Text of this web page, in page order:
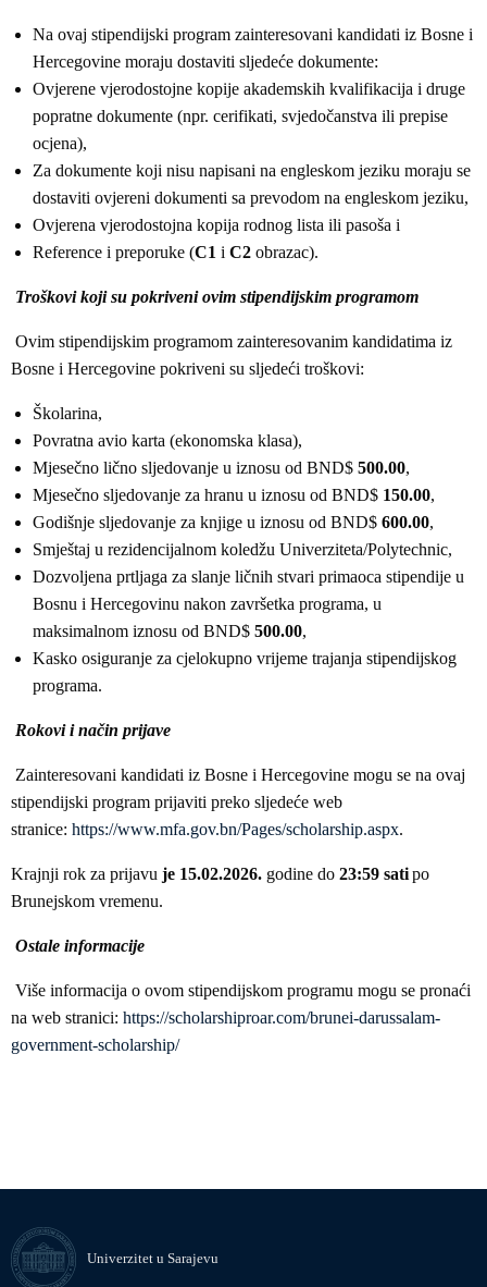
Na ovaj stipendijski program zainteresovani kandidati iz Bosne i
Hercegovine moraju dostaviti sljedeće dokumente:
Ovjerene vjerodostojne kopije akademskih kvalifikacija i druge
popratne dokumente (npr. cerifikati, svjedočanstva ili prepise
ocjena),
Za dokumente koji nisu napisani na engleskom jeziku moraju se
dostaviti ovjereni dokumenti sa prevodom na engleskom jeziku,
Ovjerena vjerodostojna kopija rodnog lista ili pasoša i
Reference i preporuke (C1 i C2 obrazac).
Troškovi koji su pokriveni ovim stipendijskim programom
Ovim stipendijskim programom zainteresovanim kandidatima iz
Bosne i Hercegovine pokriveni su sljedeći troškovi:
Školarina,
Povratna avio karta (ekonomska klasa),
Mjesečno lično sljedovanje u iznosu od BND$ 500.00,
Mjesečno sljedovanje za hranu u iznosu od BND$ 150.00,
Godišnje sljedovanje za knjige u iznosu od BND$ 600.00,
Smještaj u rezidencijalnom koledžu Univerziteta/Polytechnic,
Dozvoljena prtljaga za slanje ličnih stvari primaoca stipendije u
Bosnu i Hercegovinu nakon završetka programa, u
maksimalnom iznosu od BND$ 500.00,
Kasko osiguranje za cjelokupno vrijeme trajanja stipendijskog
programa.
Rokovi i način prijave
Zainteresovani kandidati iz Bosne i Hercegovine mogu se na ovaj
stipendijski program prijaviti preko sljedeće web
stranice: https://www.mfa.gov.bn/Pages/scholarship.aspx.
Krajnji rok za prijavu je 15.02.2026. godine do 23:59 satipo
Brunejskom vremenu.
Ostale informacije
Više informacija o ovom stipendijskom programu mogu se pronaći
na web stranici: https://scholarshiproar.com/brunei-darussalam-
government-scholarship/
Univerzitet u Sarajevu